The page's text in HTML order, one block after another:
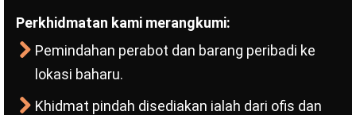
Perkhidmatan kami merangkumi:
Pemindahan perabot dan barang peribadi ke
lokasi baharu.
Khidmat pindah disediakan ialah dari ofis dan